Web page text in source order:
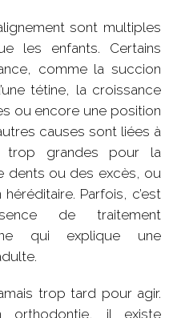
sont multiples
les enfants. Certains
comme la succion
tétine, la croissance
ou encore une position
causes sont liées à
trop grandes pour la
dents ou des excès, ou
Parfois, c’est
de traitement
qui explique une
trop tard pour agir.
orthodontie, il existe